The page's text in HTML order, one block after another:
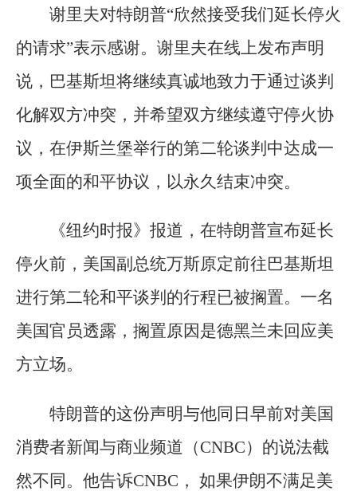
谢里夫对特朗普“欣然接受我们延长停火
的请求”表示感谢。谢里夫在线上发布声明
说，巴基斯坦将继续真诚地致力于通过谈判
化解双方冲突，并希望双方继续遵守停火协
议，在伊斯兰堡举行的第二轮谈判中达成一
项全面的和平协议，以永久结束冲突。
《纽约时报》报道，在特朗普宣布延长
停火前，美国副总统万斯原定前往巴基斯坦
进行第二轮和平谈判的行程已被搁置。一名
美国官员透露，搁置原因是德黑兰未回应美
方立场。
特朗普的这份声明与他同日早前对美国
消费者新闻与商业频道（CNBC）的说法截
然不同。他告诉CNBC， 如果伊朗不满足美